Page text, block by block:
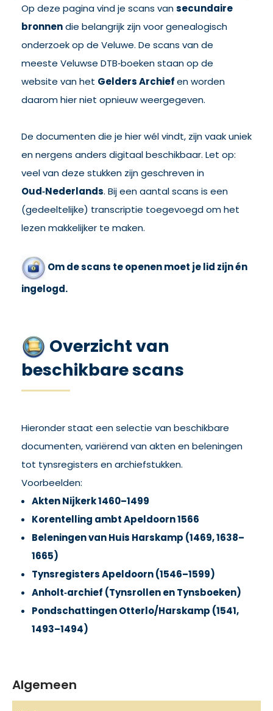
Op deze pagina vind je scans vansecundaire
bronnendie belangrijk zijn voor genealogisch
onderzoek op de Veluwe. De scans van de
meeste Veluwse DTB‑boeken staan op de
website van het Gelders Archiefen worden
daarom hier niet opnieuw weergegeven.
De documenten die je hier wél vindt, zijn vaak uniek
en nergens anders digitaal beschikbaar. Let op:
veel van deze stukken zijn geschreven in
Oud‑Nederlands. Bij een aantal scans is een
(gedeeltelijke) transcriptie toegevoegd om het
lezen makkelijker te maken.
Om de scans te openen moet je lid zijn én
ingelogd.
Overzicht van
beschikbare scans
Hieronder staat een selectie van beschikbare
documenten, variërend van akten en beleningen
tot tynsregisters en archiefstukken.
Voorbeelden:
Akten Nijkerk 1460–1499
Korentelling ambt Apeldoorn 1566
Beleningen van Huis Harskamp (1469, 1638–
1665)
Tynsregisters Apeldoorn (1546–1599)
Anholt‑archief (Tynsrollen en Tynsboeken)
Pondschattingen Otterlo/Harskamp (1541,
1493–1494)
Algemeen